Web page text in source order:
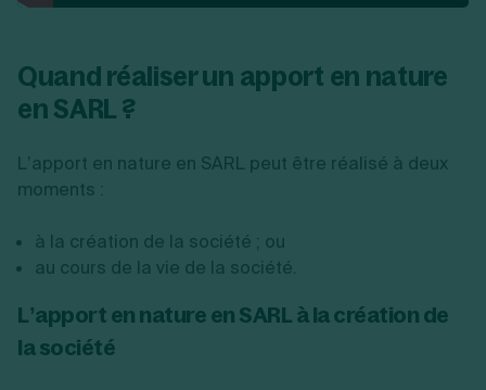
Quand réaliser un apport en nature
en SARL ?
L’apport en nature en SARL peut être réalisé à deux
moments :
à la création de la société ; ou
au cours de la vie de la société.
L’apport en nature en SARL à la création de
la société